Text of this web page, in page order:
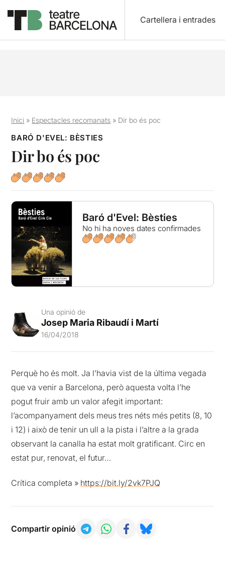
Cartellera i entrades
Inici » Espectacles recomanats » Dir bo és poc
BARÓ D'EVEL: BÈSTIES
Dir bo és poc
Baró d'Evel: Bèsties
No hi ha noves dates confirmades
Una opinió de
Josep Maria Ribaudí i Martí
16/04/2018
Perquè ho és molt. Ja l’havia vist de la última vegada
que va venir a Barcelona, però aquesta volta l’he
pogut fruir amb un valor afegit important:
l’acompanyament dels meus tres néts més petits (8, 10
i 12) i això de tenir un ull a la pista i l’altre a la grada
observant la canalla ha estat molt gratificant. Circ en
estat pur, renovat, el futur…
Crítica completa » https://bit.ly/2vk7PJQ
Compartir opinió